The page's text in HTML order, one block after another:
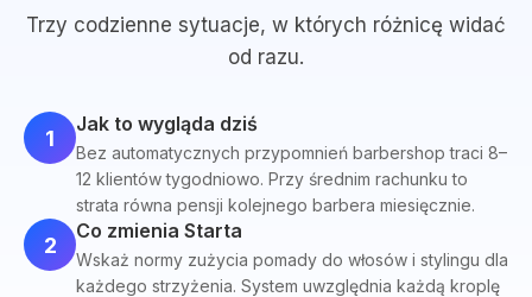
Trzy codzienne sytuacje, w których różnicę widać
od razu.
1
Jak to wygląda dziś
Bez automatycznych przypomnień barbershop traci 8–
12 klientów tygodniowo. Przy średnim rachunku to
strata równa pensji kolejnego barbera miesięcznie.
2
Co zmienia Starta
Wskaż normy zużycia pomady do włosów i stylingu dla
każdego strzyżenia. System uwzględnia każdą kroplę